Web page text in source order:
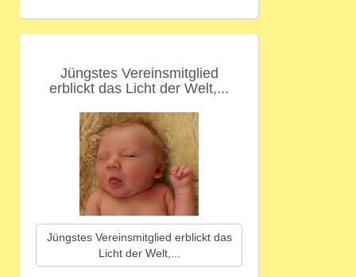
Jüngstes Vereinsmitglied
erblickt das Licht der Welt,...
Jüngstes Vereinsmitglied erblickt das
Licht der Welt,...